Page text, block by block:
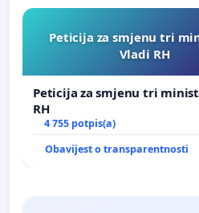
Peticija za smjenu tri
Vladi RH
Peticija za smjenu tri
RH
4 755 potpis(a)
Obavijest o transparentnosti